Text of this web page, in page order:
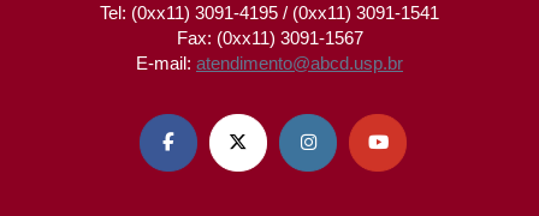
Tel: (0xx11) 3091-4195 / (0xx11) 3091-1541
Fax: (0xx11) 3091-1567
E-mail: atendimento@abcd.usp.br
   